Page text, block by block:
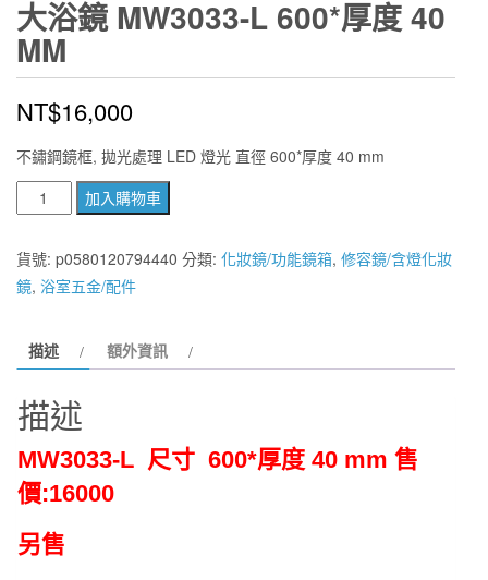
大浴鏡 MW3033-L 600*厚度 40
MM
NT$16,000
不鏽鋼鏡框, 拋光處理 LED 燈光 直徑 600*厚度 40 mm
妝
鏡
附
砂
鏡
型
LED
浴
加入購物車
貨號: p0580120794440 分類: 化妝鏡/功能鏡箱, 修容鏡/含燈化妝
鏡, 浴室五金/配件
描述 額外資訊
描述
MW3033-L 尺寸 600*厚度 40 mm 售
價:16000
另售